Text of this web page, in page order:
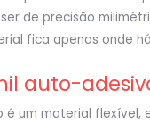
de precisão
fica apenas onde
auto-
é um material flexível,